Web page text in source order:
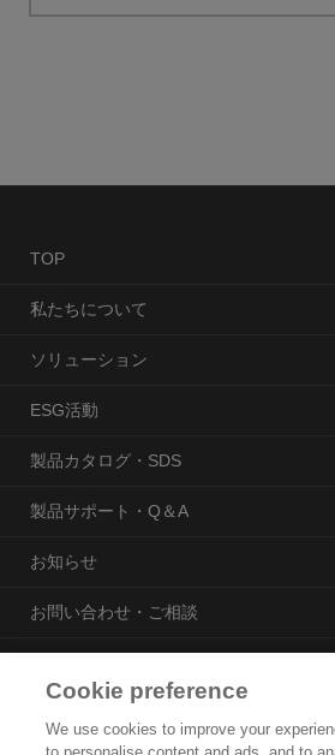
TOP
私たちについて
ソリューション
ESG活動
製品カタログ・SDS
製品サポート・Q＆A
お知らせ
お問い合わせ・ご相談
Cookie preference
We use cookies to improve your